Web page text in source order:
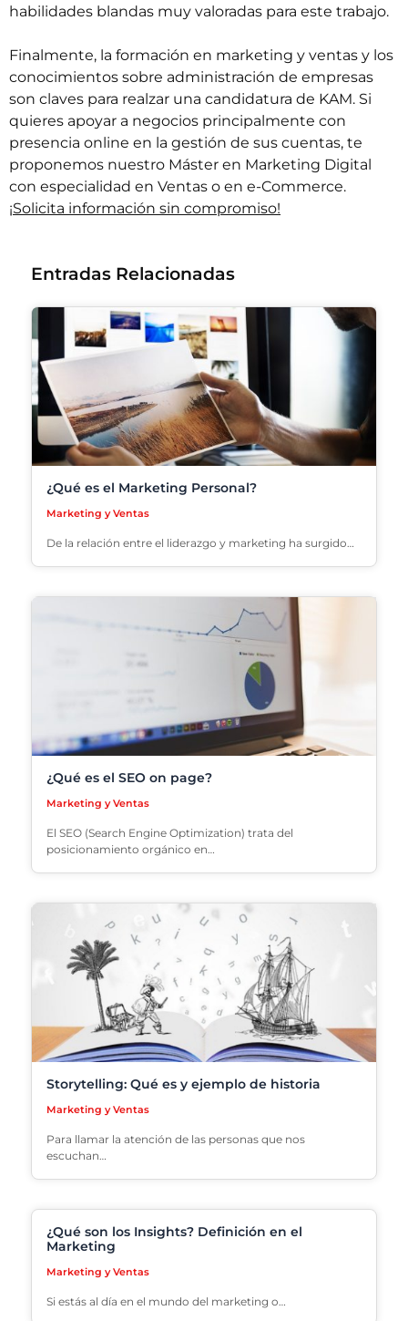
habilidades blandas muy valoradas para este trabajo.
Finalmente, la formación en marketing y ventas y los
conocimientos sobre administración de empresas
son claves para realzar una candidatura de KAM. Si
quieres apoyar a negocios principalmente con
presencia online en la gestión de sus cuentas, te
proponemos nuestro Máster en Marketing Digital
con especialidad en Ventas o en e-Commerce.
¡Solicita información sin compromiso!
Entradas Relacionadas
¿Qué es el Marketing Personal?
Marketing y Ventas
De la relación entre el liderazgo y marketing ha surgido…
¿Qué es el SEO on page?
Marketing y Ventas
El SEO (Search Engine Optimization) trata del
posicionamiento orgánico en…
Storytelling: Qué es y ejemplo de historia
Marketing y Ventas
Para llamar la atención de las personas que nos
escuchan…
¿Qué son los Insights? Definición en el
Marketing
Marketing y Ventas
Si estás al día en el mundo del marketing o…